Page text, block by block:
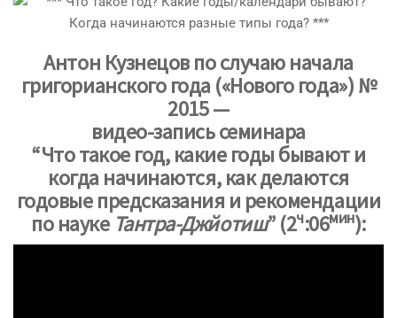
Антон Кузнецов по случаю начала
григорианского года («Нового года») №
2015 —
видео-запись семинара
“Что такое год, какие годы бывают и
когда начинаются, как делаются
годовые предсказания и рекомендации
по науке Тантра-Джйотиш”(2ч:06мин):